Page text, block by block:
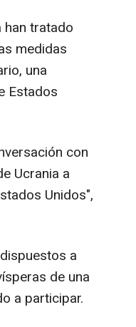
han tratado
medidas
una
Estados
con
Ucrania a
Unidos",
a
de una
a participar.